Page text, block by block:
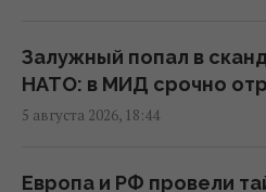
В Украине выпустят
честь Иоанна Павла II
13:15 пятница, 07 августа 2026
Блокировка портов
Залужный попал в
НАТО: в МИД срочно
5 августа 2026, 18:44
Европа и РФ провели